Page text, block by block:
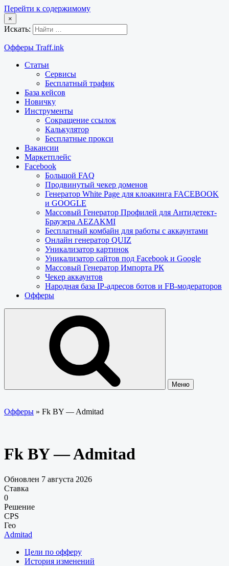
Перейти к содержимому
×
Искать:
Офферы Traff.ink
Статьи
Сервисы
Бесплатный трафик
База кейсов
Новичку
Инструменты
Сокращение ссылок
Калькулятор
Бесплатные прокси
Вакансии
Маркетплейс
Facebook
Большой FAQ
Продвинутый чекер доменов
Генератор White Page для клоакинга FACEBOOK
и GOOGLE
Массовый Генератор Профилей для Антидетект-
Браузера AEZAKMI
Бесплатный комбайн для работы с аккаунтами
Онлайн генератор QUIZ
Уникализатор картинок
Уникализатор сайтов под Facebook и Google
Массовый Генератор Импорта РК
Чекер аккаунтов
Народная база IP-адресов ботов и FB-модераторов
Офферы
Меню
Офферы » Fk BY — Admitad
Fk BY — Admitad
Обновлен 7 августа 2026
Ставка
0
Решение
CPS
Гео
Admitad
Цели по офферу
История изменений